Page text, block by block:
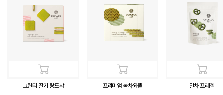
그린티 딸기 랑드샤 프리미엄 녹차와플 말차 프레첼